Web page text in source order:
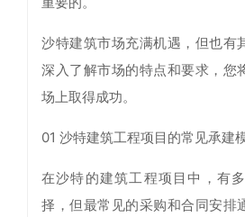
沙特建筑市场充满机遇，但也有
深入了解市场的特点和要求，您
场上取得成功。
01 沙特建筑工程项目的常见承建
在沙特的建筑工程项目中，有
择，但最常见的采购和合同安排